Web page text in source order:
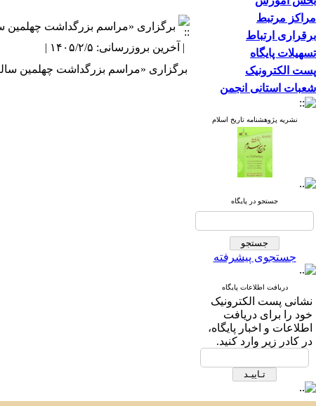
مراکز مرتبط
برقراری ارتباط
تسهیلات پایگاه
پست الکترونیک
شعبات استانی انجمن
نشریه پژوهشنامه تاریخ اسلام
جستجو در پایگاه
جستجوی پیشرفته
دریافت اطلاعات پایگاه
نشانی پست الکترونیک
خود را برای دریافت
اطلاعات و اخبار پایگاه،
در کادر زیر وارد کنید.
برگزاری «مراسم بزرگداشت چهلمین
| آخرین بروزرسانی: ۱۴۰۵/۲/۵ |
برگزاری «مراسم بزرگداشت چهلمین